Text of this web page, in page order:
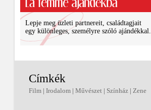
Lepje meg üzleti partnereit, családtagjait
egy különleges, személyre szóló ajándékkal.
Címkék
Film | Irodalom | Művészet | Színház | Zene